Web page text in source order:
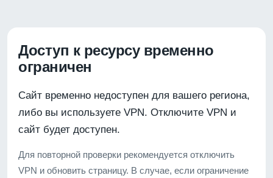
Доступ к ресурсу временно
ограничен
Сайт временно недоступен для вашего региона,
либо вы используете VPN. Отключите VPN и
сайт будет доступен.
Для повторной проверки рекомендуется отключить
VPN и обновить страницу. В случае, если ограничение